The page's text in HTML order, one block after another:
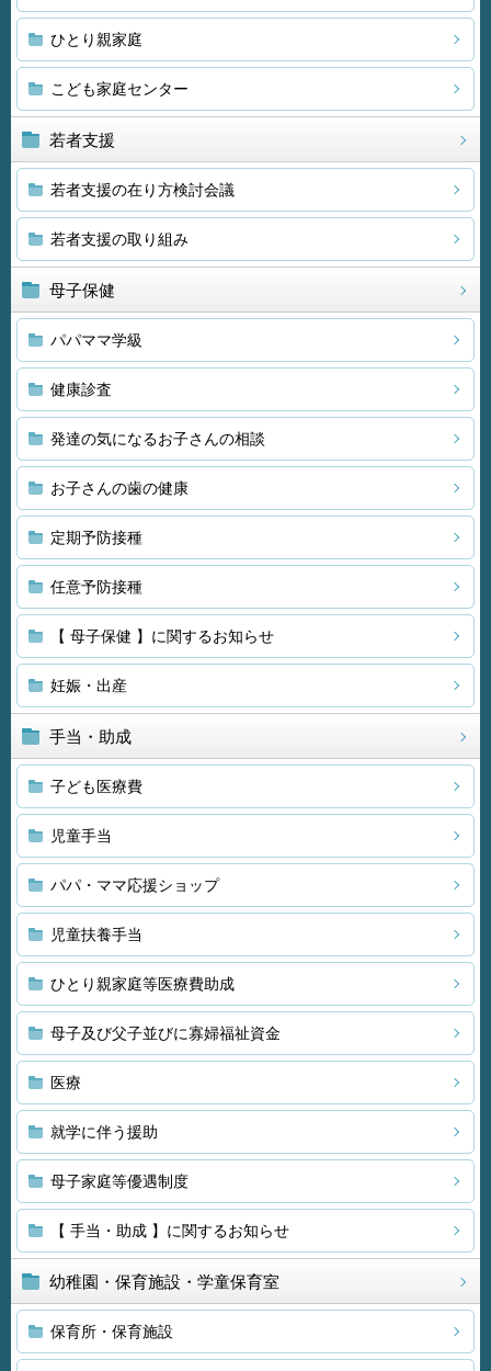
ひとり親家庭
こども家庭センター
若者支援
若者支援の在り方検討会議
若者支援の取り組み
母子保健
パパママ学級
健康診査
発達の気になるお子さんの相談
お子さんの歯の健康
定期予防接種
任意予防接種
【 母子保健 】に関するお知らせ
妊娠・出産
手当・助成
子ども医療費
児童手当
パパ・ママ応援ショップ
児童扶養手当
ひとり親家庭等医療費助成
母子及び父子並びに寡婦福祉資金
医療
就学に伴う援助
母子家庭等優遇制度
【 手当・助成 】に関するお知らせ
幼稚園・保育施設・学童保育室
保育所・保育施設